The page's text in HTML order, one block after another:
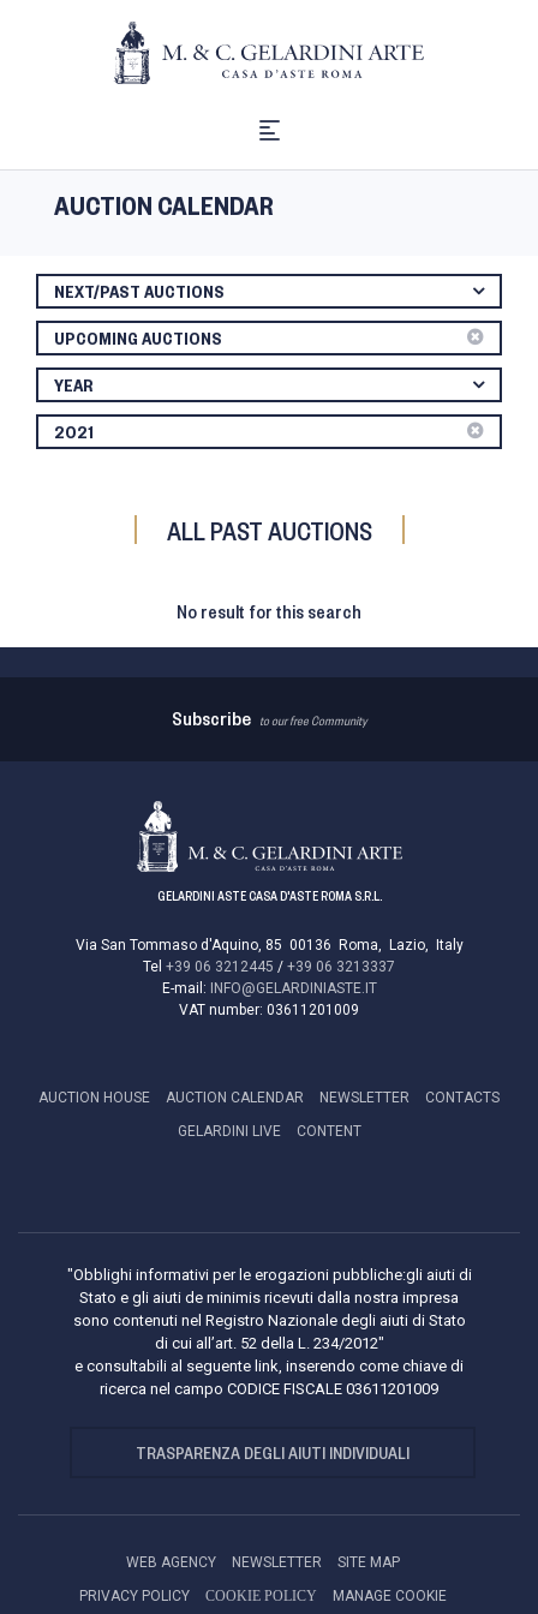
AUCTION CALENDAR
NEXT/PAST AUCTIONS
UPCOMING AUCTIONS
YEAR
2021
ALL PAST AUCTIONS
No result for this search
Subscribe to our free Community
GELARDINI ASTE CASA D'ASTE ROMA S.R.L.
Via San Tommaso d'Aquino, 85 00136 Roma, Lazio,
Italy
Tel +39 06 3212445 / +39 06 3213337
E-mail:
INFO@GELARDINIASTE.IT
VAT number: 03611201009
AUCTION HOUSE AUCTION CALENDAR NEWSLETTER
CONTACTS
GELARDINI LIVE
CONTENT
"Obblighi informativi per le erogazioni pubbliche:gli aiuti di
Stato e gli aiuti de minimis ricevuti dalla nostra impresa
sono contenuti nel Registro Nazionale degli aiuti di Stato
di cui all’art. 52 della L. 234/2012"
e consultabili al seguente link, inserendo come chiave di
ricerca nel campo CODICE FISCALE 03611201009
TRASPARENZA DEGLI AIUTI INDIVIDUALI
WEB AGENCY NEWSLETTER
SITE MAP
PRIVACY POLICY
COOKIE POLICY MANAGE COOKIE